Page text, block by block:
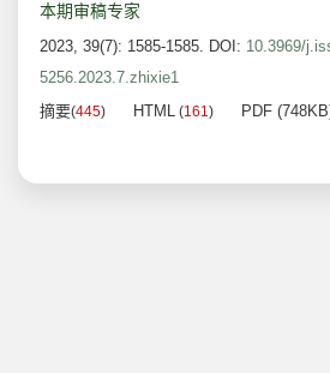
本期审稿专家
2023, 39(7): 1585-1585. DOI: 10.3969/
5256.2023.7.zhixie1
摘要(445) HTML (161) PDF